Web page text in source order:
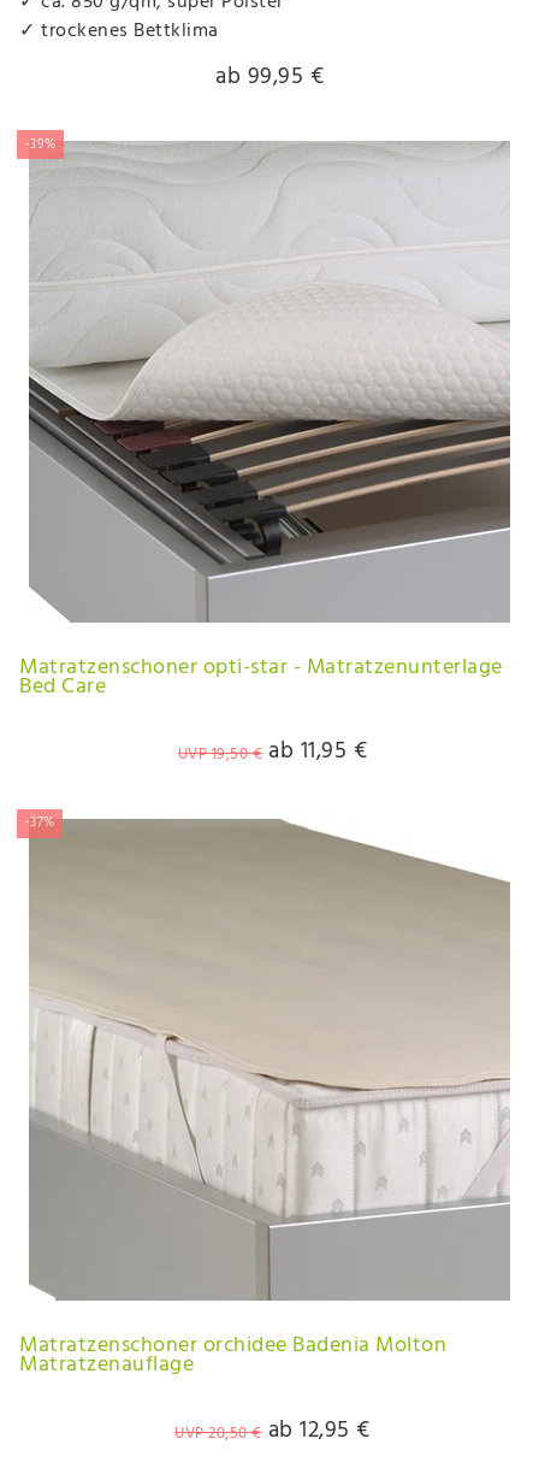
✓ trockenes Bettklima
ab 99,95 €
-39%
Matratzenschoner opti-star - Matratzenunterlage
Bed Care
UVP 19,50 € ab 11,95 €
-37%
Matratzenschoner orchidee Badenia Molton
Matratzenauflage
UVP 20,50 € ab 12,95 €